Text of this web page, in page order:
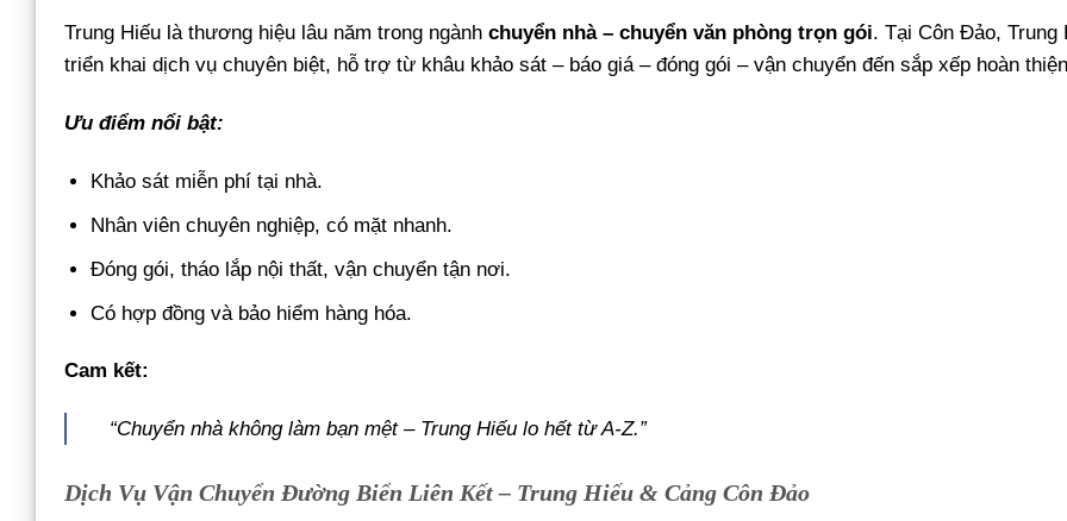
Trung Hiếu là thương hiệu lâu năm trong ngành chuyển nhà – chuyển văn phòng trọn gói. Tại Côn Đảo, Trung
triển khai dịch vụ chuyên biệt, hỗ trợ từ khâu khảo sát – báo giá – đóng gói – vận chuyển đến sắp xếp hoàn
Ưu điểm nổi bật:
Khảo sát miễn phí tại nhà.
Nhân viên chuyên nghiệp, có mặt nhanh.
Đóng gói, tháo lắp nội thất, vận chuyển tận nơi.
Có hợp đồng và bảo hiểm hàng hóa.
Cam kết:
“Chuyển nhà không làm bạn mệt – Trung Hiếu lo hết từ A-Z.”
Dịch Vụ Vận Chuyển Đường Biển Liên Kết – Trung Hiếu & Cảng Côn Đảo